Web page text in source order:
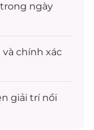
ngày
chính xác
giải trínổi